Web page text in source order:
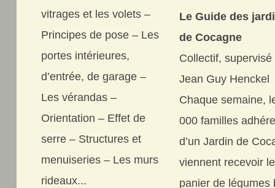
vitrages et les volets –
Principes de pose – Les
portes intérieures,
d’entrée, de garage –
Les vérandas –
Orientation – Effet de
serre – Structures et
menuiseries – Les murs
rideaux...
Le Guide des
de Cocagne
Collectif, supervisé
Jean Guy Henckel
Chaque semaine,
000 familles
d’un Jardin de
viennent recevoir
panier de légumes